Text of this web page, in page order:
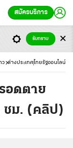
สมัครบริการ
ว ต่างประเทศ ไทยรัฐออนไลน์
อดตาย
ชม. (คลิป)
รับทราบ